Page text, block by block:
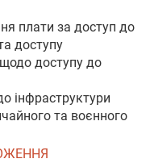
плати за доступ до
доступу
доступу до
інфраструктури
та воєнного